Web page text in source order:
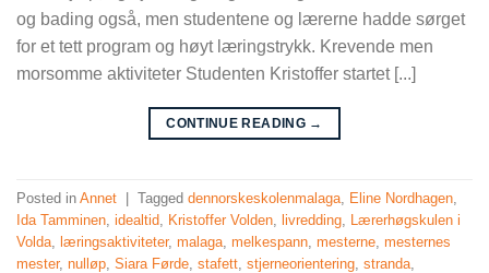
og bading også, men studentene og lærerne hadde sørget
for et tett program og høyt læringstrykk. Krevende men
morsomme aktiviteter Studenten Kristoffer startet [...]
CONTINUE READING →
Posted in Annet | Tagged dennorskeskolenmalaga Eline Nordhagen
Ida Tamminen idealtid Kristoffer Volden livredding Lærerhøgskulen i
Volda læringsaktiviteter, malaga melkespann mesterne mesternes
mester, nulløp Siara Førde stafett stjerneorientering stranda